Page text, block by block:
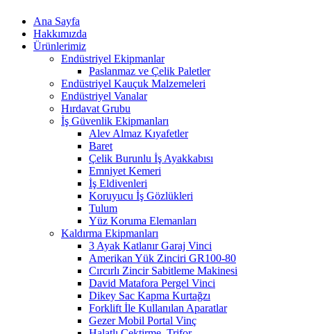
Ana Sayfa
Hakkımızda
Ürünlerimiz
Endüstriyel Ekipmanlar
Paslanmaz ve Çelik Paletler
Endüstriyel Kauçuk Malzemeleri
Endüstriyel Vanalar
Hırdavat Grubu
İş Güvenlik Ekipmanları
Alev Almaz Kıyafetler
Baret
Çelik Burunlu İş Ayakkabısı
Emniyet Kemeri
İş Eldivenleri
Koruyucu İş Gözlükleri
Tulum
Yüz Koruma Elemanları
Kaldırma Ekipmanları
3 Ayak Katlanır Garaj Vinci
Amerikan Yük Zinciri GR100-80
Cırcırlı Zincir Sabitleme Makinesi
David Matafora Pergel Vinci
Dikey Sac Kapma Kurtağzı
Forklift İle Kullanılan Aparatlar
Gezer Mobil Portal Vinç